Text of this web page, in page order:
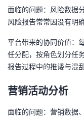
面临的问题：风险数据
风险报告常常因没有明
平台带来的协同价值：
任分配，按角色划分任
报告过程中的推诿与混乱
营销活动分析
面临的问题：营销数据